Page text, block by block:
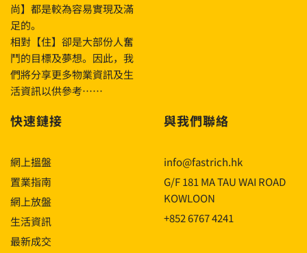
尚】都是較為容易實現及滿
足的。
相對【住】卻是大部份人奮
鬥的目標及夢想。因此，我
們將分享更多物業資訊及生
活資訊以供參考……
快速鏈接
網上搵盤
置業指南
網上放盤
生活資訊
最新成交
與我們聯絡
info@fastrich.hk
G/F 181 MA TAU WAI ROAD
KOWLOON
+852 6767 4241